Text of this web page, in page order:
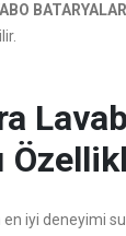
BATARYALARI
iyi deneyimi